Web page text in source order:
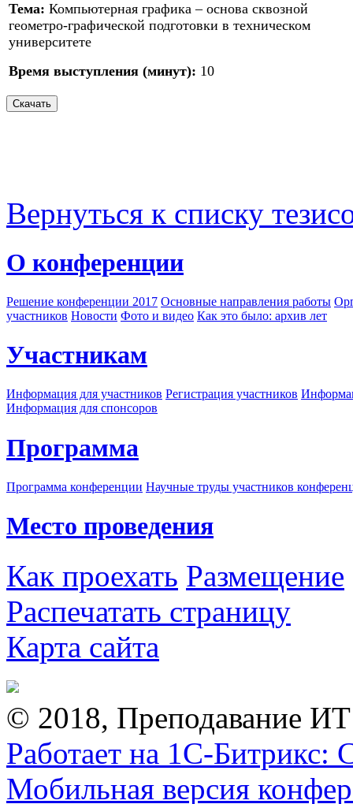
Тема: Компьютерная графика – основа сквозной
геометро-графической подготовки в техническом
университете
Время выступления (минут): 10
Вернуться к списку
О конференции
Решение конференции 2017 Основные направления работы
участников Новости Фото и видео Как это было: архив лет
Участникам
Информация для участников Регистрация участников
Информация для спонсоров
Программа
Программа конференции Научные труды участников
Место проведения
Как проехать Размещение
Распечатать страницу
Карта сайта
© 2018, Преподавание
Работает на 1С-Битрикс:
Мобильная версия